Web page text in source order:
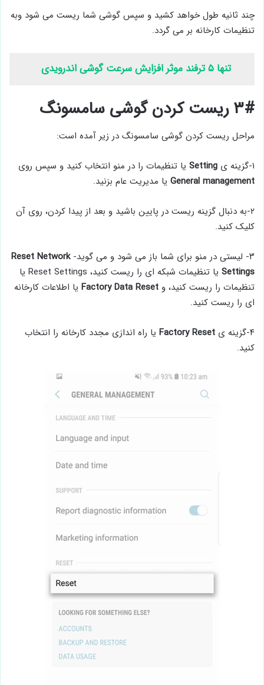
چند ثانیه طول خواهد کشید و سپس گوشی شما ریست می شود وبه
تنظیمات کارخانه بر می گردد.
تنها ۵ ترفند موثر افزایش سرعت گوشی اندرویدی
۳# ریست کردن گوشی سامسونگ
مراحل ریست کردن گوشی سامسونگ در زیر آمده است:
۱-گزینه ی Setting یا تنظیمات را در منو انتخاب کنید و سپس روی
General management یا مدیریت عام بزنید.
۲-به دنبال گزینه ریست در پایین باشید و بعد از پیدا کردن، روی آن
کلیک کنید.
۳- لیستی در منو برای شما باز می شود و می گوید- Reset Network
Settings
یا تنظیمات شبکه ای را ریست کنید، Reset Settings یا
تنظیمات را ریست کنید، و Factory Data Reset یا اطلاعات کارخانه
ای را ریست کنید.
۴-گزینه ی Factory Reset یا راه اندازی مجدد کارخانه را انتخاب
کنید.